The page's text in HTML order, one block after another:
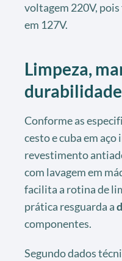
voltagem 220V,
em 127V.
Limpeza,
durabilidade
Conforme as
cesto e cuba em
revestimento
com lavagem em
facilita a rotina de
prática resguarda a
componentes.
Segundo dados